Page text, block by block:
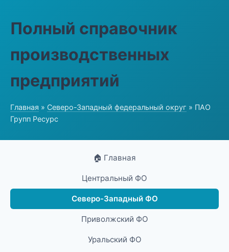
Полный справочник
производственных
предприятий
Главная » Северо-Западный федеральный округ » ПАО
Групп Ресурс
🏠 Главная
Центральный ФО
Северо-Западный ФО
Приволжский ФО
Уральский ФО